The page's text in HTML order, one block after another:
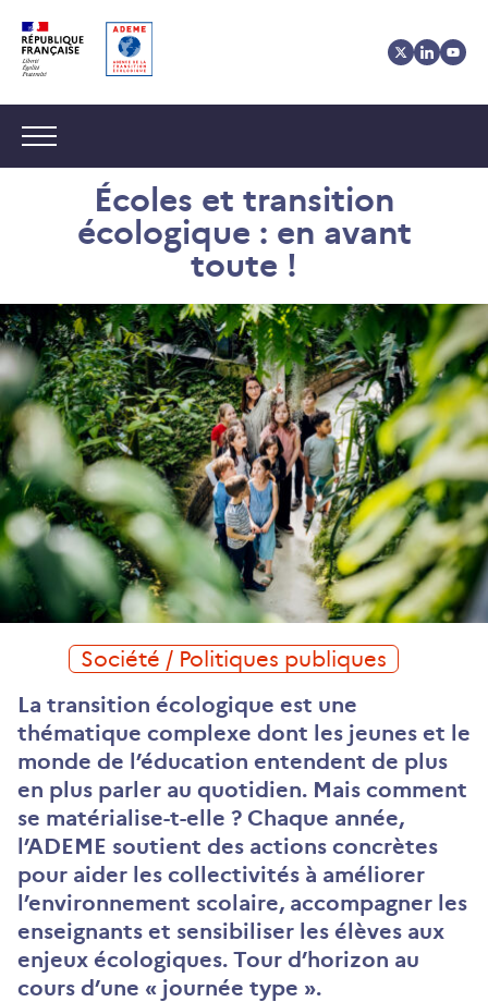
au
contenu
au
menu
des
cookies
Navigation :
Écoles et transition
écologique : en avant
toute !
Société / Politiques publiques
La transition écologique est une
thématique complexe dont les jeunes et le
monde de l’éducation entendent de plus
en plus parler au quotidien. Mais comment
se matérialise-t-elle ? Chaque année,
l’ADEME soutient des actions concrètes
pour aider les collectivités à améliorer
l’environnement scolaire, accompagner les
enseignants et sensibiliser les élèves aux
enjeux écologiques. Tour d’horizon au
cours d’une « journée type ».